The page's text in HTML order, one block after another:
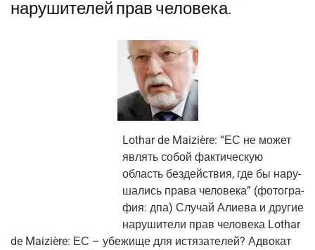
нарушителей прав человека.
Lothar de Maizière: “ЕС не может
являть собой фак­ти­че­скую
область без­дей­ствия, где бы нару­
ша­лись пра­ва чело­ве­ка” (фото­гра­
фия: дпа) Слу­чай Али­е­ва и дру­гие
нару­ши­те­ли прав чело­ве­ка Lothar
de Maizière: ЕС – убе­жи­ще для истя­за­те­лей? Адво­кат